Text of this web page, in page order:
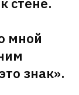
мной
знак».
Почему